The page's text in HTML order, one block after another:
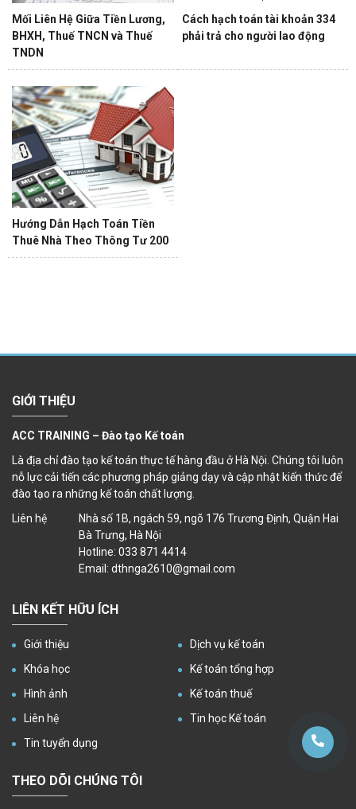
Mối Liên Hệ Giữa Tiền Lương,
BHXH, Thuế TNCN và Thuế
TNDN
Cách hạch toán tài khoản 334
phải trả cho người lao động
Hướng Dẫn Hạch Toán Tiền
Thuê Nhà Theo Thông Tư 200
GIỚI THIỆU
ACC TRAINING – Đào tạo Kế toán
Là địa chỉ đào tạo kế toán thực tế hàng đầu ở Hà Nội. Chúng tôi luôn
nỗ lực cải tiến các phương pháp giảng dạy và cập nhật kiến thức để
đào tạo ra những kế toán chất lượng.
Liên hệ
Nhà số 1B, ngách 59, ngõ 176 Trương Định, Quận Hai
Bà Trưng, Hà Nội
Hotline: 033 871 4414
Email: dthnga2610@gmail.com
LIÊN KẾT HỮU ÍCH
Giới thiệu
Dịch vụ kế toán
Khóa học
Kế toán tổng hợp
Hình ảnh
Kế toán thuế
Liên hệ
Tin học Kế toán
Tin tuyển dụng
THEO DÕI CHÚNG TÔI